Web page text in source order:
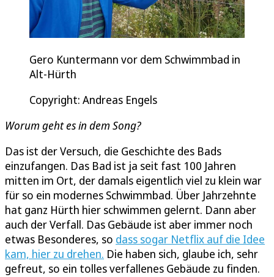
Gero Kuntermann vor dem Schwimmbad in
Alt-Hürth
Copyright: Andreas Engels
Worum geht es in dem Song?
Das ist der Versuch, die Geschichte des Bads
einzufangen. Das Bad ist ja seit fast 100 Jahren
mitten im Ort, der damals eigentlich viel zu klein war
für so ein modernes Schwimmbad. Über Jahrzehnte
hat ganz Hürth hier schwimmen gelernt. Dann aber
auch der Verfall. Das Gebäude ist aber immer noch
etwas Besonderes, so dass sogar Netflix auf die Idee
kam, hier zu drehen. Die haben sich, glaube ich, sehr
gefreut, so ein tolles verfallenes Gebäude zu finden.